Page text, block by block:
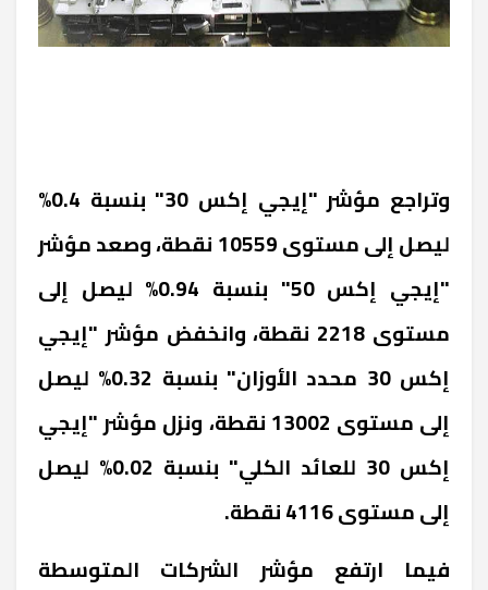
وتراجع مؤشر "إيجي إكس 30" بنسبة 0.4%
ليصل إلى مستوى 10559 نقطة، وصعد مؤشر
"إيجي إكس 50" بنسبة 0.94% ليصل إلى
مستوى 2218 نقطة، وانخفض مؤشر "إيجي
إكس 30 محدد الأوزان" بنسبة 0.32% ليصل
إلى مستوى 13002 نقطة، ونزل مؤشر "إيجي
إكس 30 للعائد الكلي" بنسبة 0.02% ليصل
إلى مستوى 4116 نقطة.
فيما ارتفع مؤشر الشركات المتوسطة